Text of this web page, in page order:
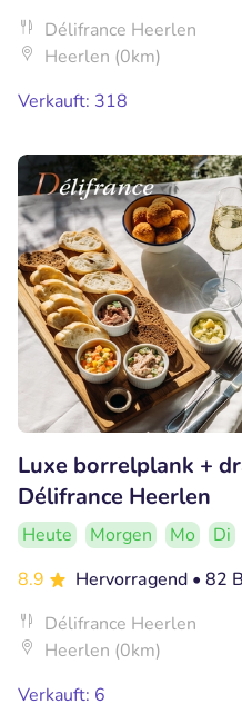
Délifrance Heerlen
Heerlen (0km)
Verkauft: 318
Luxe borrelplank +
Délifrance Heerlen
Heute Morgen Mo Di
8.9
Hervorragend • 82
Délifrance Heerlen
Heerlen (0km)
Verkauft: 6